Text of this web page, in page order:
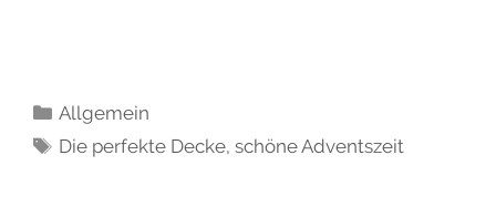
Allgemein
Die perfekte Decke,schöne Adventszeit